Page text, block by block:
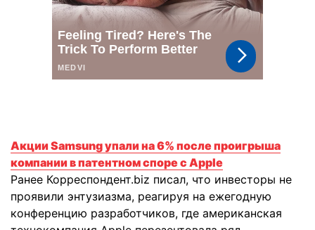
Акции Samsung упали на 6% после проигрыша
компании в патентном споре с Apple
Ранее Корреспондент.biz писал, что инвесторы не
проявили энтузиазма, реагируя на ежегодную
конференцию разработчиков, где американская